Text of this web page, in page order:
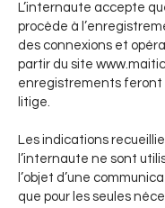
L’internaute accepte
procède à
des connexions et
partir du site
enregistrements feront
litige.
Les indications
l’internaute ne sont
l’objet d’une
que pour les seules